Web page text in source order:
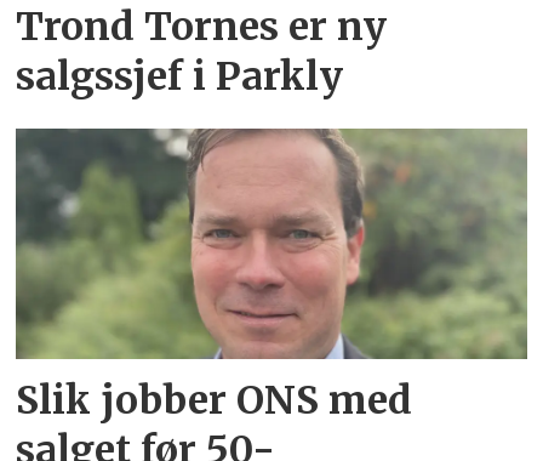
Trond Tornes er ny
salgssjef i Parkly
Slik jobber ONS med
salget før 50-